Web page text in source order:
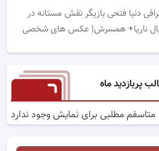
دنیا فتحی بازیگر نقش مستانه در
ناریا+ همسرش| عکس های شخصی
پربازدید ماه
متاسفم مطلبی برای نمایش وجود ندارد